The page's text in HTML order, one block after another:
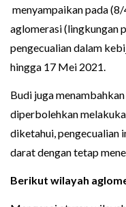
menyampaikan pada
aglomerasi (lingkungan
pengecualian dalam
hingga 17 Mei 2021.
Budi juga
diperbolehkan
diketahui, pengecualian
darat dengan tetap
Berikut wilayah